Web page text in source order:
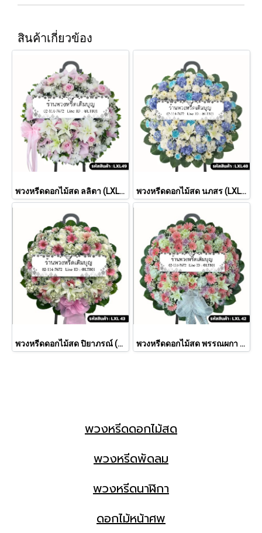
สินค้าเกี่ยวข้อง
พวงหรีดดอกไม้สด ลลิตา (LXL49) พวงหรีดดอกไม้สด นภสร (LXL 48)
พวงหรีดดอกไม้สด ปิยาภรณ์ (LXL43) พวงหรีดดอกไม้สด พรรณผกา (LXL42)
พวงหรีดดอกไม้สด
พวงหรีดพัดลม
พวงหรีดนาฬิกา
ดอกไม้หน้าศพ